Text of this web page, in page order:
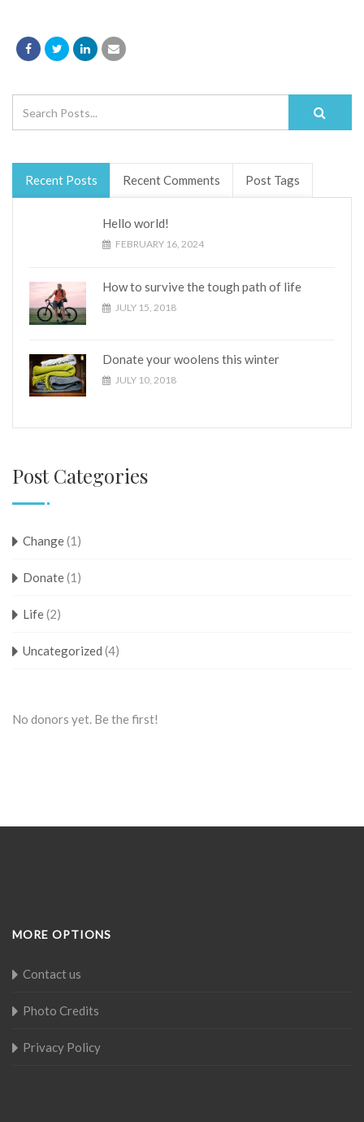
Recent Posts Recent Comments Post Tags
Hello world!
FEBRUARY 16, 2024
How to survive the tough path of life
JULY 15, 2018
Donate your woolens this winter
JULY 10, 2018
Post Categories
Change(1)
Donate(1)
Life(2)
Uncategorized (4)
No donors yet. Be the first!
MORE OPTIONS
Contact us
Photo Credits
Privacy Policy